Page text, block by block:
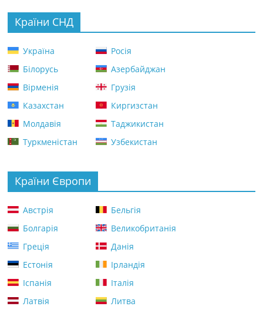
Країни СНД
Україна
Росія
Білорусь
Азербайджан
Вірменія
Грузія
Казахстан
Киргизстан
Молдавія
Таджикистан
Туркменістан
Узбекистан
Країни Європи
Австрія
Бельгія
Болгарія
Великобританія
Греція
Данія
Естонія
Ірландія
Іспанія
Італія
Латвія
Литва